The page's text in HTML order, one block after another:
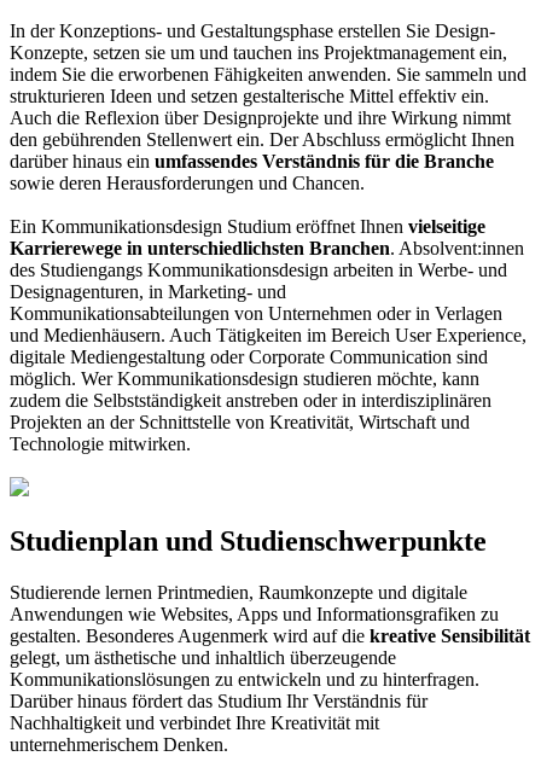
In der Konzeptions- und Gestaltungsphase erstellen Sie Design-
Konzepte, setzen sie um und tauchen ins Projektmanagement ein,
indem Sie die erworbenen Fähigkeiten anwenden. Sie sammeln und
strukturieren Ideen und setzen gestalterische Mittel effektiv ein.
Auch die Reflexion über Designprojekte und ihre Wirkung nimmt
den gebührenden Stellenwert ein. Der Abschluss ermöglicht Ihnen
darüber hinaus ein umfassendes Verständnis für die Branche
sowie deren Herausforderungen und Chancen.
Ein Kommunikationsdesign Studium eröffnet Ihnen vielseitige
Karrierewege in unterschiedlichsten Branchen. Absolvent:innen
des Studiengangs Kommunikationsdesign arbeiten in Werbe- und
Designagenturen, in Marketing- und
Kommunikationsabteilungen von Unternehmen oder in Verlagen
und Medienhäusern. Auch Tätigkeiten im Bereich User Experience,
digitale Mediengestaltung oder Corporate Communication sind
möglich. Wer Kommunikationsdesign studieren möchte, kann
zudem die Selbstständigkeit anstreben oder in interdisziplinären
Projekten an der Schnittstelle von Kreativität, Wirtschaft und
Technologie mitwirken.
Studienplan und Studienschwerpunkte
Studierende lernen Printmedien, Raumkonzepte und digitale
Anwendungen wie Websites, Apps und Informationsgrafiken zu
gestalten. Besonderes Augenmerk wird auf die kreative Sensibilität
gelegt, um ästhetische und inhaltlich überzeugende
Kommunikationslösungen zu entwickeln und zu hinterfragen.
Darüber hinaus fördert das Studium Ihr Verständnis für
Nachhaltigkeit und verbindet Ihre Kreativität mit
unternehmerischem Denken.